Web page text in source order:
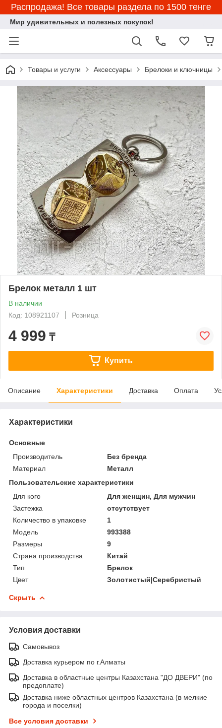
Распродажа! Все товары раздела по 1500 тенге
Мир удивительных и полезных покупок!
Товары и услуги Аксессуары Брелоки и ключницы
Брелок металл 1 шт
В наличии
Код: 108921107
Розница
4 999 ₸
Купить
Описание Характеристики Доставка Оплата
Характеристики
Основные
Производитель
Без бренда
Материал
Металл
Пользовательские характеристики
Для кого
Для женщин, Для мужчин
Застежка
отсутствует
Количество в упаковке
1
Модель
993388
Размеры
9
Страна производства
Китай
Тип
Брелок
Цвет
Золотистый|Серебристый
Скрыть
Условия доставки
Самовывоз
Доставка курьером по г.Алматы
Доставка в областные центры Казахстана "ДО ДВЕРИ" (по
предоплате)
Доставка ниже областных центров Казахстана (в мелкие
города и поселки)
Все условия доставки